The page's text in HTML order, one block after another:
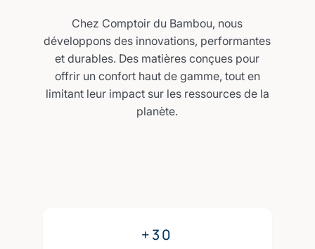
Chez Comptoir du Bambou, nous
développons des innovations, performantes
et durables. Des matières conçues pour
offrir un confort haut de gamme, tout en
limitant leur impact sur les ressources de la
planète.
+30